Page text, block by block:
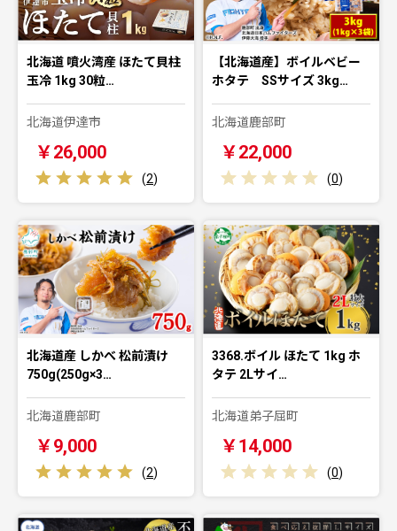
北海道 噴火湾産 ほたて貝柱
玉冷 1kg 30粒…
北海道伊達市
￥26,000
(2)
【北海道産】ボイルベビー
ホタテ SSサイズ 3kg…
北海道鹿部町
￥22,000
(0)
北海道産 しかべ 松前漬け
750g(250g×3…
北海道鹿部町
￥9,000
(2)
3368.ボイル ほたて 1kg ホ
タテ 2Lサイ…
北海道弟子屈町
￥14,000
(0)